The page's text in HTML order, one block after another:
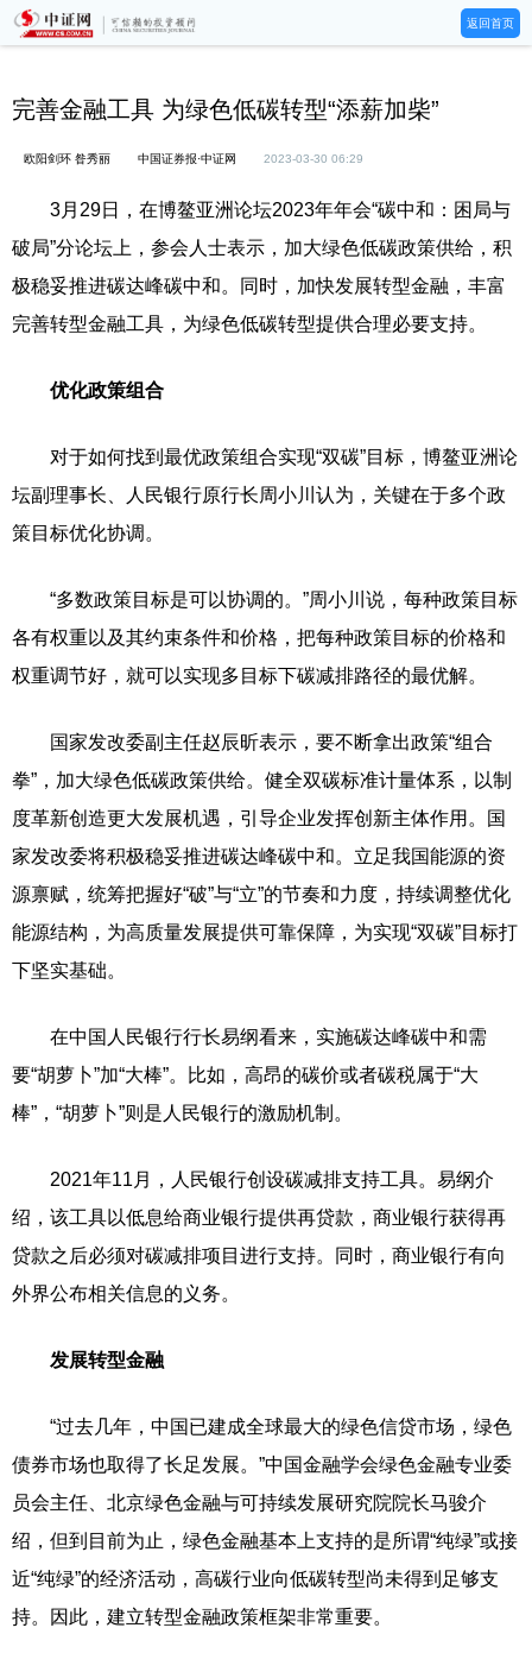
返回首页
完善金融工具 为绿色低碳转型“添薪加柴”
欧阳剑环 昝秀丽 中国证券报·中证网 2023-03-30 06:29
3月29日，在博鳌亚洲论坛2023年年会“碳中和：困局与
破局”分论坛上，参会人士表示，加大绿色低碳政策供给，积
极稳妥推进碳达峰碳中和。同时，加快发展转型金融，丰富
完善转型金融工具，为绿色低碳转型提供合理必要支持。
优化政策组合
对于如何找到最优政策组合实现“双碳”目标，博鳌亚洲论
坛副理事长、人民银行原行长周小川认为，关键在于多个政
策目标优化协调。
“多数政策目标是可以协调的。”周小川说，每种政策目标
各有权重以及其约束条件和价格，把每种政策目标的价格和
权重调节好，就可以实现多目标下碳减排路径的最优解。
国家发改委副主任赵辰昕表示，要不断拿出政策“组合
拳”，加大绿色低碳政策供给。健全双碳标准计量体系，以制
度革新创造更大发展机遇，引导企业发挥创新主体作用。国
家发改委将积极稳妥推进碳达峰碳中和。立足我国能源的资
源禀赋，统筹把握好“破”与“立”的节奏和力度，持续调整优化
能源结构，为高质量发展提供可靠保障，为实现“双碳”目标打
下坚实基础。
在中国人民银行行长易纲看来，实施碳达峰碳中和需
要“胡萝卜”加“大棒”。比如，高昂的碳价或者碳税属于“大
棒”，“胡萝卜”则是人民银行的激励机制。
2021年11月，人民银行创设碳减排支持工具。易纲介
绍，该工具以低息给商业银行提供再贷款，商业银行获得再
贷款之后必须对碳减排项目进行支持。同时，商业银行有向
外界公布相关信息的义务。
发展转型金融
“过去几年，中国已建成全球最大的绿色信贷市场，绿色
债券市场也取得了长足发展。”中国金融学会绿色金融专业委
员会主任、北京绿色金融与可持续发展研究院院长马骏介
绍，但到目前为止，绿色金融基本上支持的是所谓“纯绿”或接
近“纯绿”的经济活动，高碳行业向低碳转型尚未得到足够支
持。因此，建立转型金融政策框架非常重要。